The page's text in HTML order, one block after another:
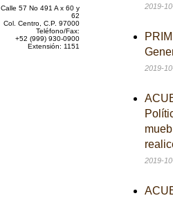
Calle 57 No 491 A x 60 y
62
Col. Centro, C.P. 97000
Teléfono/Fax:
+52 (999) 930-0900
Extensión: 1151
2019-
2019-
2019-